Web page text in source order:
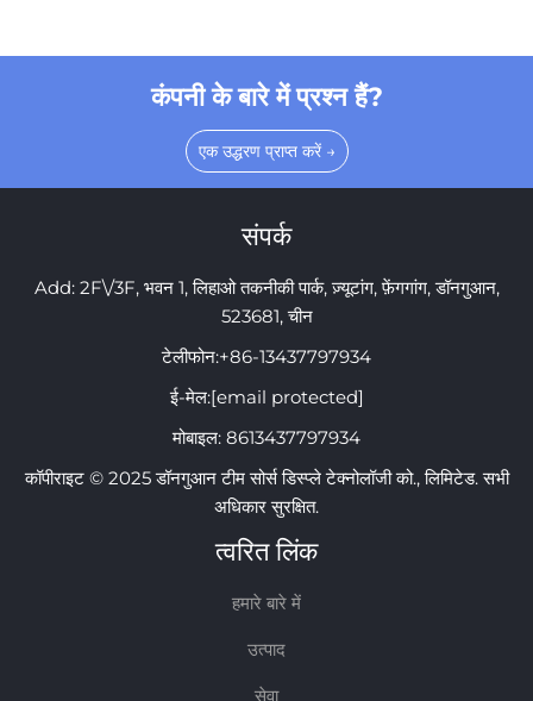
कंपनी के बारे में प्रश्न हैं?
एक उद्धरण प्राप्त करें →
संपर्क
Add: 2F\/3F, भवन 1, लिहाओ तकनीकी पार्क, ज़्यूटांग, फ़ेंगगांग, डॉनगुआन,
523681, चीन
टेलीफोन:+86-13437797934
ई-मेल:[email protected]
मोबाइल: 8613437797934
कॉपीराइट © 2025 डॉनगुआन टीम सोर्स डिस्प्ले टेक्नोलॉजी को., लिमिटेड. सभी
अधिकार सुरक्षित.
त्वरित लिंक
हमारे बारे में
उत्पाद
सेवा